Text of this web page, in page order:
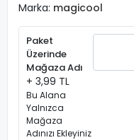
Marka: magicool
Paket
Üzerinde
Mağaza Adı
+ 3,99 TL
Bu Alana
Yalnızca
Mağaza
Adınızı Ekleyiniz